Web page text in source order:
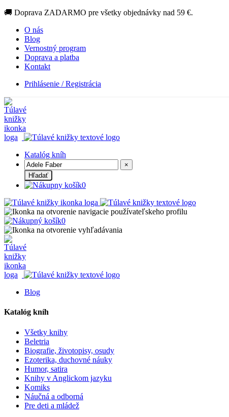
🚚 Doprava ZADARMO pre všetky objednávky nad 59 €.
O nás
Blog
Vernostný program
Doprava a platba
Kontakt
Prihlásenie / Registrácia
Katalóg kníh
×
Hľadať
0
0
Blog
Katalóg kníh
Všetky knihy
Beletria
Biografie, životopisy, osudy
Ezoterika, duchovné náuky
Humor, satira
Knihy v Anglickom jazyku
Komiks
Náučná a odborná
Pre deti a mládež